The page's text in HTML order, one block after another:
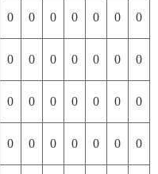
0 0 0 0 0 0 0
0 0 0 0 0 0 0
0 0 0 0 0 0 0
0 0 0 0 0 0 0